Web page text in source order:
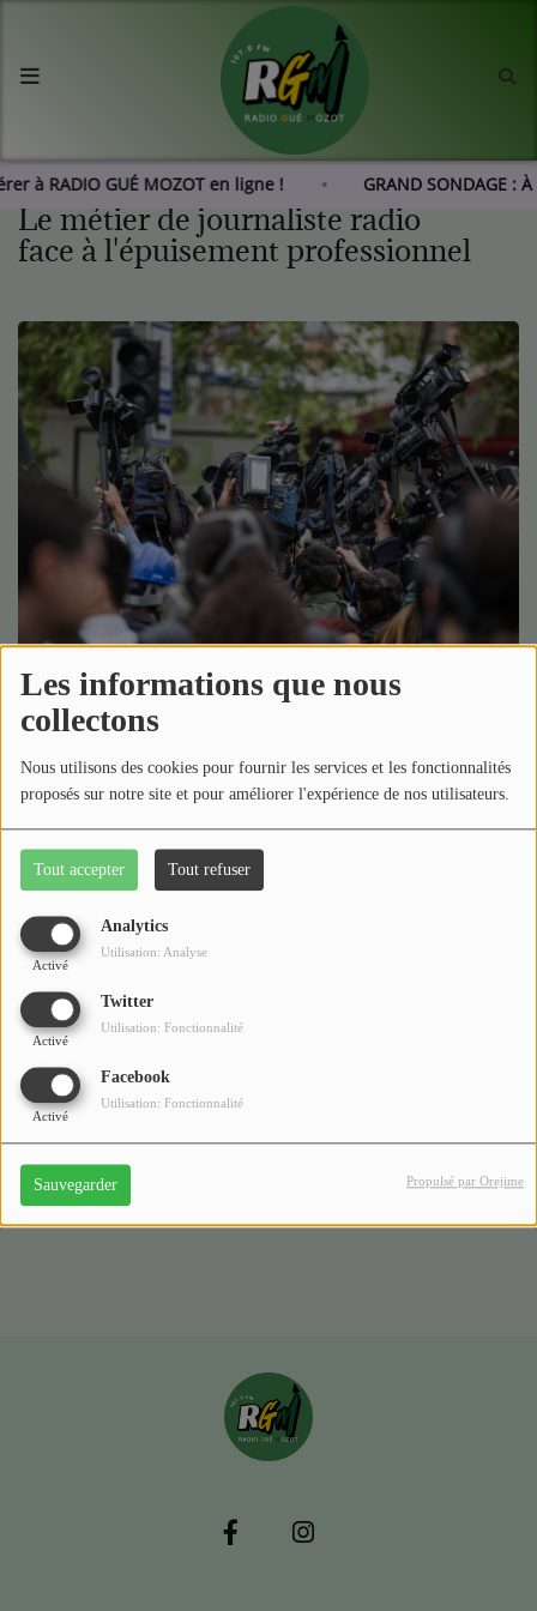
Les informations que nous
collectons
Nous utilisons des cookies pour fournir les services et les fonctionnalités
proposés sur notre site et pour améliorer l'expérience de nos utilisateurs.
Tout accepter Tout refuser
Analytics
Activé
Utilisation: Analyse
Twitter
Activé
Utilisation: Fonctionnalité
Facebook
Activé
Utilisation: Fonctionnalité
Sauvegarder Propulsé par Orejime
à RADIO GUÉ MOZOT en ligne ! GRAND
Agenda
Les actus de RGM
Radio
Emissions
Equipes
Médias
Podcasts
Photos
Participez
Dédicaces
Contact
Le métier de journaliste radio
face à l'épuisement professionnel
23 septembre 2025 - 16:16- 1677 vues
Écouter le podcast Télécharger le podcast
Catherine recevait Thierry Collin journaliste au sein d'un
réseau de radio.
Commentaires(0)
Connectez-vous pour commenter cet article